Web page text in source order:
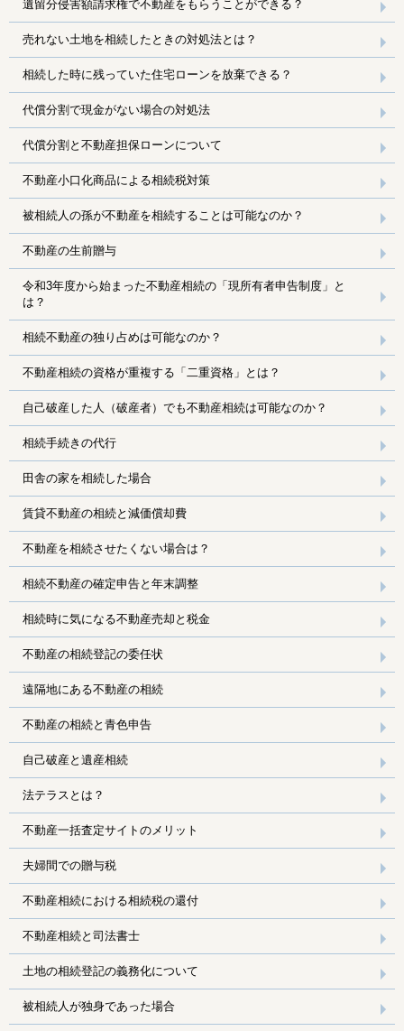
遺留分侵害額請求権で不動産をもらうことができる？
売れない土地を相続したときの対処法とは？
相続した時に残っていた住宅ローンを放棄できる？
代償分割で現金がない場合の対処法
代償分割と不動産担保ローンについて
不動産小口化商品による相続税対策
被相続人の孫が不動産を相続することは可能なのか？
不動産の生前贈与
令和3年度から始まった不動産相続の「現所有者申告制度」と
は？
相続不動産の独り占めは可能なのか？
不動産相続の資格が重複する「二重資格」とは？
自己破産した人（破産者）でも不動産相続は可能なのか？
相続手続きの代行
田舎の家を相続した場合
賃貸不動産の相続と減価償却費
不動産を相続させたくない場合は？
相続不動産の確定申告と年末調整
相続時に気になる不動産売却と税金
不動産の相続登記の委任状
遠隔地にある不動産の相続
不動産の相続と青色申告
自己破産と遺産相続
法テラスとは？
不動産一括査定サイトのメリット
夫婦間での贈与税
不動産相続における相続税の還付
不動産相続と司法書士
土地の相続登記の義務化について
被相続人が独身であった場合